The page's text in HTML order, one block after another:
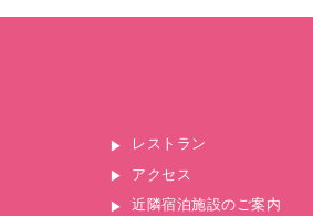
レストラン
アクセス
近隣宿泊施設のご案内